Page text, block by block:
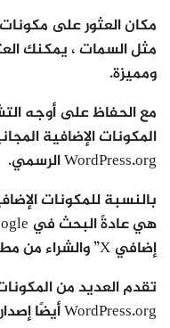
مكان العثور على مكونات WordPress الإضافية لمدونتك
مثل السمات ، يمكنك
ومميزة.
مع الحفاظ على أوجه
المكونات الإضافية
WordPress.org الرسمي.
بالنسبة للمكونات
إضافي X” والشراء من مطور معروف.
تقدم العديد من
WordPress.org أيضًا إصدارات متميزة مع المزيد من الميزات.